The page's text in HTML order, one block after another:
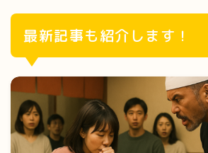
最新記事も紹介します！